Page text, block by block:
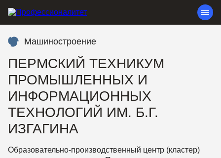
Машиностроение
ПЕРМСКИЙ ТЕХНИКУМ
ПРОМЫШЛЕННЫХ И
ИНФОРМАЦИОННЫХ
ТЕХНОЛОГИЙ ИМ. Б.Г.
ИЗГАГИНА
Образовательно-производственный центр (кластер)